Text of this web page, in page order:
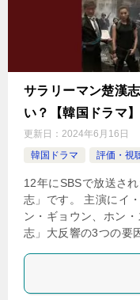
サラリーマン楚漢
い？【韓国ドラマ】
更新日： 2024年6月16日
韓国ドラマ
評価・視
12年にSBSで放送さ
志」です。 主演にイ
ン・ギョウン、ホン
志」大反響の3つの